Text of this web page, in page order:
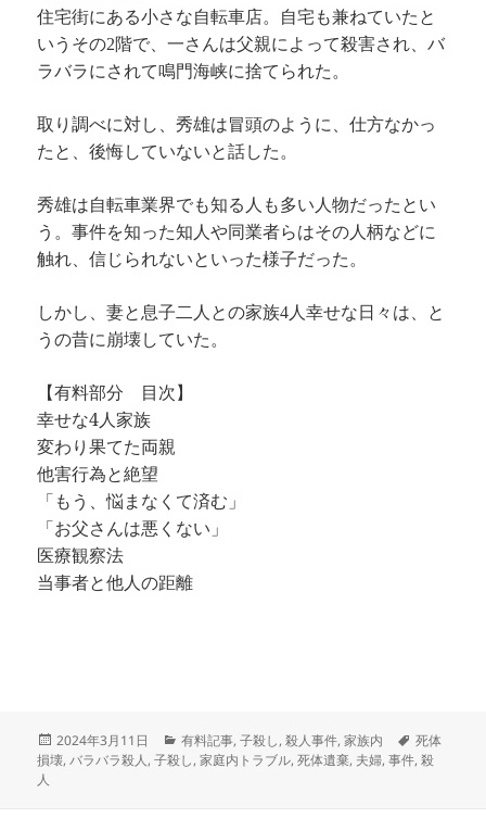
住宅街にある小さな自転車店。自宅も兼ねていたと
いうその2階で、一さんは父親によって殺害され、バ
ラバラにされて鳴門海峡に捨てられた。
取り調べに対し、秀雄は冒頭のように、仕方なかっ
たと、後悔していないと話した。
秀雄は自転車業界でも知る人も多い人物だったとい
う。事件を知った知人や同業者らはその人柄などに
触れ、信じられないといった様子だった。
しかし、妻と息子二人との家族4人幸せな日々は、と
うの昔に崩壊していた。
【有料部分 目次】
幸せな4人家族
変わり果てた両親
他害行為と絶望
「もう、悩まなくて済む」
「お父さんは悪くない」
医療観察法
当事者と他人の距離
投
稿
2024年3月11日
カ
テ
有料記事,子殺し,殺人事件,家族内
タ
グ
死体
損壊,バラバラ殺人,子殺し,家庭内トラブル,死体遺棄, 夫婦,事件,殺
人